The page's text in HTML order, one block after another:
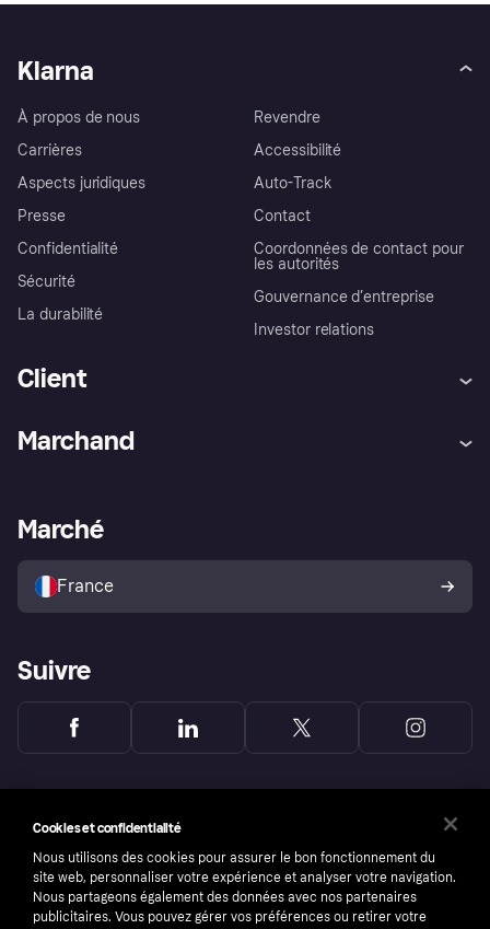
Klarna
À propos de nous
Carrières
Aspects juridiques
Presse
Confidentialité
Sécurité
La durabilité
Revendre
Accessibilité
Auto-Track
Contact
Coordonnées de contact pour
les autorités
Gouvernance d’entreprise
Investor relations
Client
Explorez les magasins
Politique de protection de
l’acheteur Klarna
Marchand
Portail Marchand
Marché
France
Suivre
Cookies et confidentialité
Nous utilisons des cookies pour assurer le bon fonctionnement du
site web, personnaliser votre expérience et analyser votre navigation.
Nous partageons également des données avec nos partenaires
publicitaires. Vous pouvez gérer vos préférences ou retirer votre